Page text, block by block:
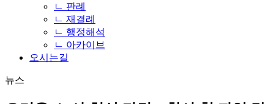
ㄴ 판례
ㄴ 재결례
ㄴ 행정해석
ㄴ 아카이브
오시는길
뉴스